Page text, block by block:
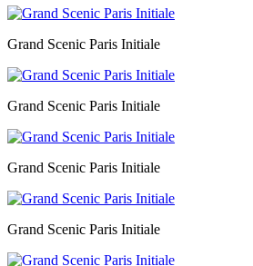
Grand Scenic Paris Initiale
Grand Scenic Paris Initiale
Grand Scenic Paris Initiale
Grand Scenic Paris Initiale